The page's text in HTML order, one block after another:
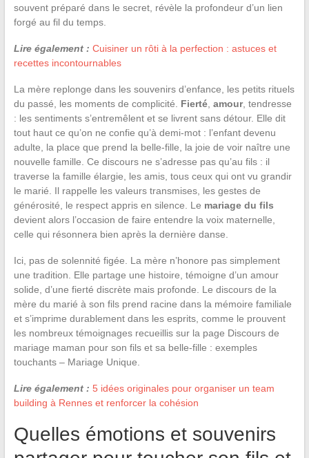
souvent préparé dans le secret, révèle la profondeur d’un lien
forgé au fil du temps.
Lire également : Cuisiner un rôti à la perfection : astuces et
recettes incontournables
La mère replonge dans les souvenirs d’enfance, les petits rituels
du passé, les moments de complicité. Fierté, amour, tendresse
: les sentiments s’entremêlent et se livrent sans détour. Elle dit
tout haut ce qu’on ne confie qu’à demi-mot : l’enfant devenu
adulte, la place que prend la belle-fille, la joie de voir naître une
nouvelle famille. Ce discours ne s’adresse pas qu’au fils : il
traverse la famille élargie, les amis, tous ceux qui ont vu grandir
le marié. Il rappelle les valeurs transmises, les gestes de
générosité, le respect appris en silence. Le mariage du fils
devient alors l’occasion de faire entendre la voix maternelle,
celle qui résonnera bien après la dernière danse.
Ici, pas de solennité figée. La mère n’honore pas simplement
une tradition. Elle partage une histoire, témoigne d’un amour
solide, d’une fierté discrète mais profonde. Le discours de la
mère du marié à son fils prend racine dans la mémoire familiale
et s’imprime durablement dans les esprits, comme le prouvent
les nombreux témoignages recueillis sur la page Discours de
mariage maman pour son fils et sa belle-fille : exemples
touchants – Mariage Unique.
Lire également : 5 idées originales pour organiser un team
building à Rennes et renforcer la cohésion
Quelles émotions et souvenirs